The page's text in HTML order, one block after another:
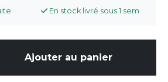
En stock livré sous 1 sem
Ajouter au panier